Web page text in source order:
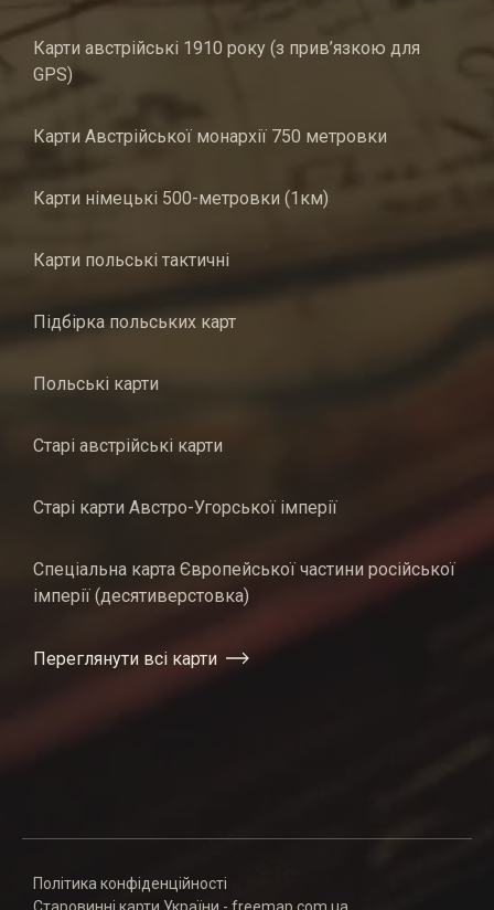
Карти австрійські 1910 року (з прив’язкою для
GPS)
Карти Австрійської монархії 750 метровки
Карти німецькі 500-метровки (1км)
Карти польські тактичні
Підбірка польських карт
Польські карти
Старі австрійські карти
Старі карти Австро-Угорської імперії
Спеціальна карта Європейської частини російської
імперії (десятиверстовка)
Переглянути всі карти
Політика конфіденційності
Старовинні карти України - freemap.com.ua